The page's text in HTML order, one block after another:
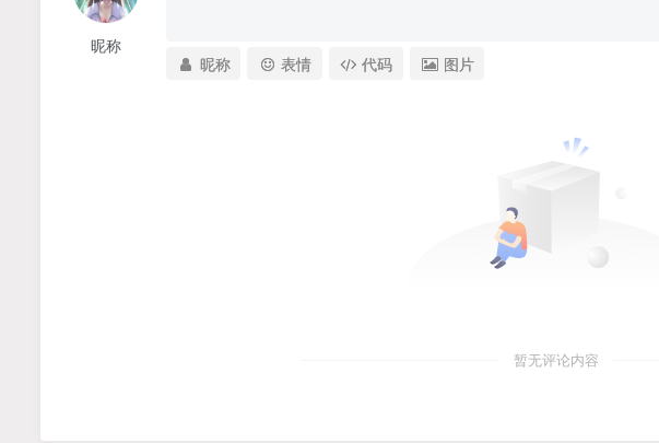
昵称
昵称 表情 代码 图片
暂无评论内容